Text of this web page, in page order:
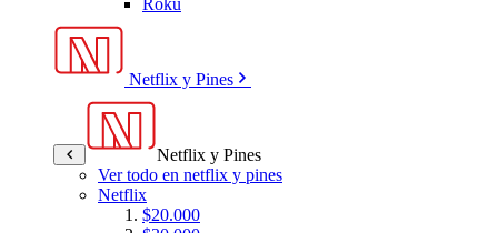
Netflix y Pines
Netflix y Pines
Ver todo en netflix y pines
Netflix
$20.000